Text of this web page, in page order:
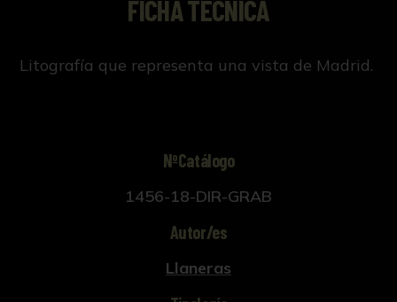
FICHA TÉCNICA
Litografía que representa una vista de Madrid.
NºCatálogo
1456-18-DIR-GRAB
Autor/es
Llaneras